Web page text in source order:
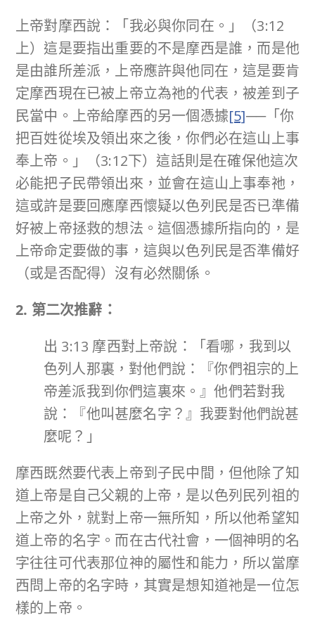
上帝對摩西說：「我必與你同在。」（3:12
上）這是要指出重要的不是摩西是誰，而是他
是由誰所差派，上帝應許與他同在，這是要肯
定摩西現在已被上帝立為祂的代表，被差到子
民當中。上帝給摩西的另一個憑據[5]──「你
把百姓從埃及領出來之後，你們必在這山上事
奉上帝。」（3:12下）這話則是在確保他這次
必能把子民帶領出來，並會在這山上事奉祂，
這或許是要回應摩西懷疑以色列民是否已準備
好被上帝拯救的想法。這個憑據所指向的，是
上帝命定要做的事，這與以色列民是否準備好
（或是否配得）沒有必然關係。
2. 第二次推辭：
出 3:13 摩西對上帝說：「看哪，我到以
色列人那裏，對他們說：『你們祖宗的上
帝差派我到你們這裏來。』他們若對我
說：『他叫甚麼名字？』我要對他們說甚
麼呢？」
摩西既然要代表上帝到子民中間，但他除了知
道上帝是自己父親的上帝，是以色列民列祖的
上帝之外，就對上帝一無所知，所以他希望知
道上帝的名字。而在古代社會，一個神明的名
字往往可代表那位神的屬性和能力，所以當摩
西問上帝的名字時，其實是想知道祂是一位怎
樣的上帝。